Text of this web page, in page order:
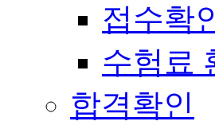
접수확
수험료
합격확인